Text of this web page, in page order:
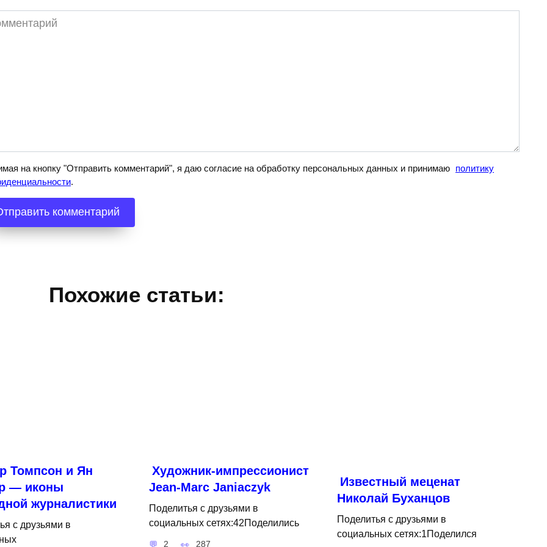
на кнопку "Отправить комментарий", я даю согласие на обработку персональных данных и принимаю политику
.
Похожие статьи:
Томпсон и Ян
— иконы
журналистики
с друзьями в
Художник-импрессионист
Jean-Marc Janiaczyk
Поделитья с друзьями в
социальных сетях:42Поделились
2 287
Известный меценат
Николай Буханцов
Поделитья с друзьями в
социальных сетях:1Поделился